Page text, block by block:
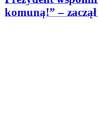
komuną!” –